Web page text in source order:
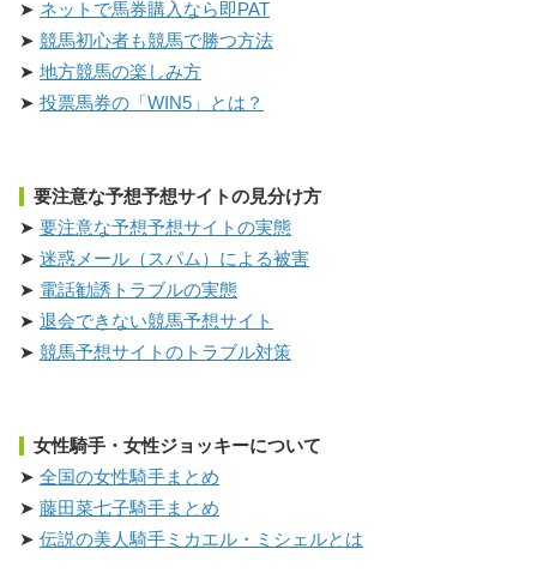
ネットで馬券購入なら即PAT
競馬初心者も競馬で勝つ方法
地方競馬の楽しみ方
投票馬券の「WIN5」とは？
要注意な予想予想サイトの見分け方
要注意な予想予想サイトの実態
迷惑メール（スパム）による被害
電話勧誘トラブルの実態
退会できない競馬予想サイト
競馬予想サイトのトラブル対策
女性騎手・女性ジョッキーについて
全国の女性騎手まとめ
藤田菜七子騎手まとめ
伝説の美人騎手ミカエル・ミシェルとは